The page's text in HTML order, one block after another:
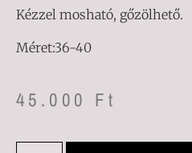
Kézzel mosható, gőzölhető.
Méret:36-40
45.000 Ft